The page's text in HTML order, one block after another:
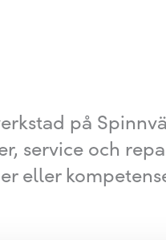
på
service och
eller